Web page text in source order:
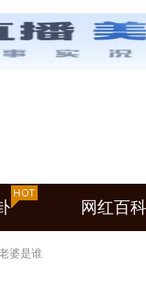
网红百科
婆是谁